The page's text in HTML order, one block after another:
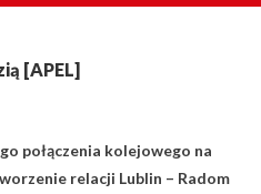
[APEL]
połączenia kolejowego na
relacji Lublin – Radom